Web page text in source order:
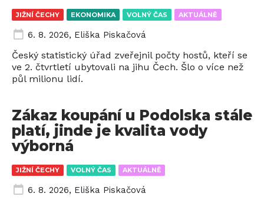
JIŽNÍ ČECHY EKONOMIKA VOLNÝ ČAS AKTUÁLNĚ
6. 8. 2026, Eliška Piskačová
Český statistický úřad zveřejnil počty hostů, kteří se
ve 2. čtvrtletí ubytovali na jihu Čech. Šlo o více než
půl milionu lidí.
JIŽNÍ ČECHY VOLNÝ ČAS AKTUÁLNĚ
Zákaz koupání u Podolska stále
platí, jinde je kvalita vody
výborná
6. 8. 2026, Eliška Piskačová